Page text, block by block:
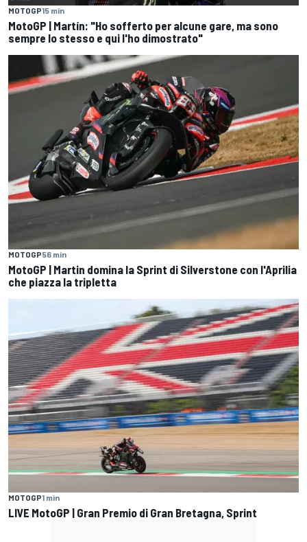
MOTOGP15 min
MotoGP | Martín: "Ho sofferto per alcune gare, ma sono
sempre lo stesso e qui l'ho dimostrato"
MOTOGP56 min
MotoGP | Martin domina la Sprint di Silverstone con l'Aprilia
che piazza la tripletta
MOTOGP1 min
LIVE MotoGP | Gran Premio di Gran Bretagna, Sprint